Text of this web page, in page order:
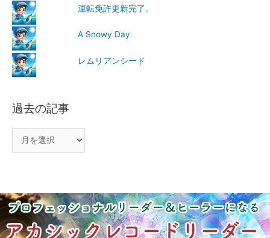
運転免許更新完了。
A Snowy Day
レムリアンシード
過去の記事